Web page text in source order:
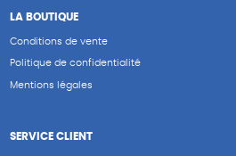
LA BOUTIQUE
Conditions de vente
Politique de confidentialité
Mentions légales
SERVICE CLIENT